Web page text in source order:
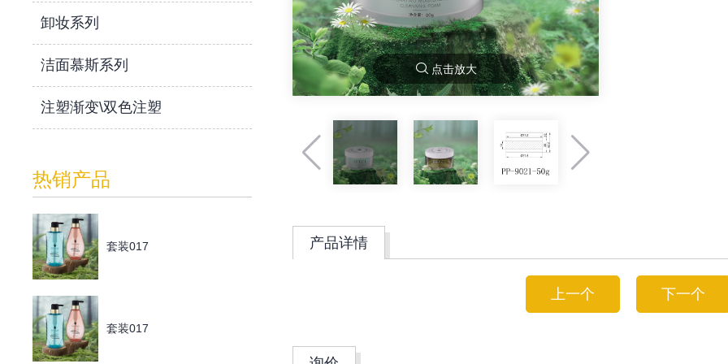
卸妆系列
洁面慕斯系列
注塑渐变\双色注塑
热销产品
套装017
套装017
点击放大
产品详情
上一个 下一个